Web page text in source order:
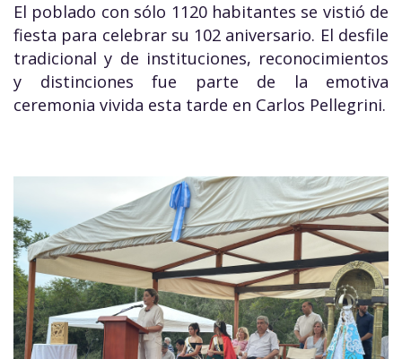
El poblado con sólo 1120 habitantes se vistió de
fiesta para celebrar su 102 aniversario. El desfile
tradicional y de instituciones, reconocimientos
y distinciones fue parte de la emotiva
ceremonia vivida esta tarde en Carlos Pellegrini.